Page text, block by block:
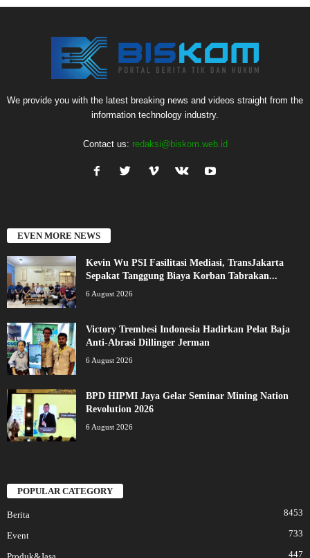
We provide you with the latest breaking news and videos straight from the
information technology industry.
Contact us: redaksi@biskom.web.id
EVEN MORE NEWS
Kevin Wu PSI Fasilitasi Mediasi, TransJakarta
Sepakat Tanggung Biaya Korban Tabrakan...
6 August 2026
Victory Trembesi Indonesia Hadirkan Pelat Baja
Anti-Abrasi Dillinger Jerman
6 August 2026
BPD HIPMI Jaya Gelar Seminar Mining Nation
Revolution 2026
6 August 2026
POPULAR CATEGORY
Berita 8453
Event 733
447